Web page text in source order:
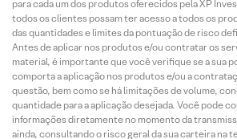
para cada um dos produtos oferecidos pela XP
todos os clientes possam ter acesso a todos os
das quantidades e limites da pontuação de risco
Antes de aplicar nos produtos e/ou contratar os
material, é importante que você verifique se a sua
comporta a aplicação nos produtos e/ou a
questão, bem como se há limitações de volume,
quantidade para a aplicação desejada. Você pode
informações diretamente no momento da
ainda, consultando o risco geral da sua carteira na